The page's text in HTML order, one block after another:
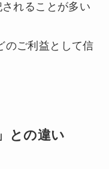
れることが多い
のご利益として信
との違い